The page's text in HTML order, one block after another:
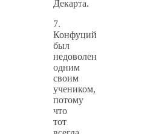
Декарта.
7.
Конфуций
был
недоволен
одним
своим
учеником,
потому
что
тот